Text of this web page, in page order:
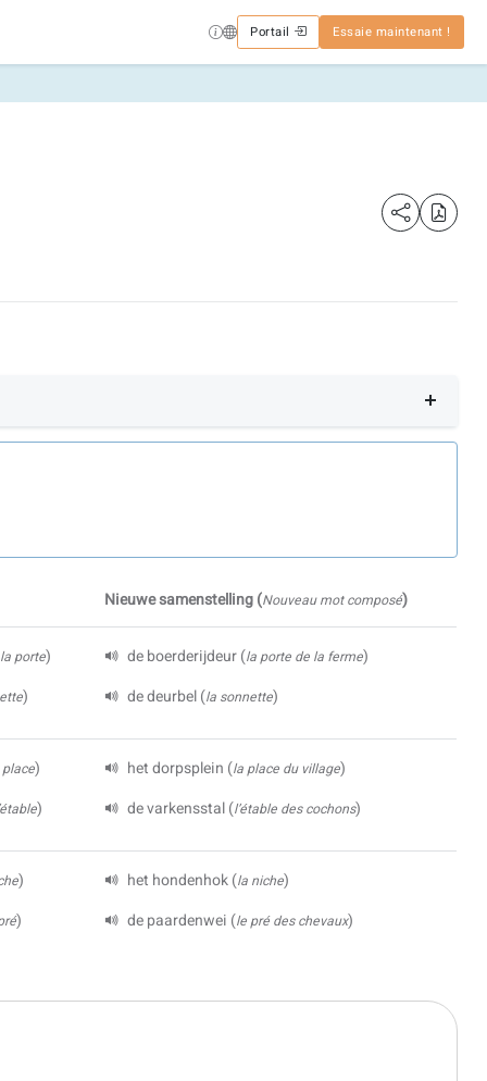
Portail Essaie maintenant !
Nieuwe samenstelling(Nouveau mot composé)
porte)
)
de boerderijdeur(la porte de la ferme)
de deurbel(la sonnette)
)
)
het dorpsplein (la place du village)
de varkensstal(l’étable des cochons)
)
)
het hondenhok(la niche)
de paardenwei (le pré des chevaux)